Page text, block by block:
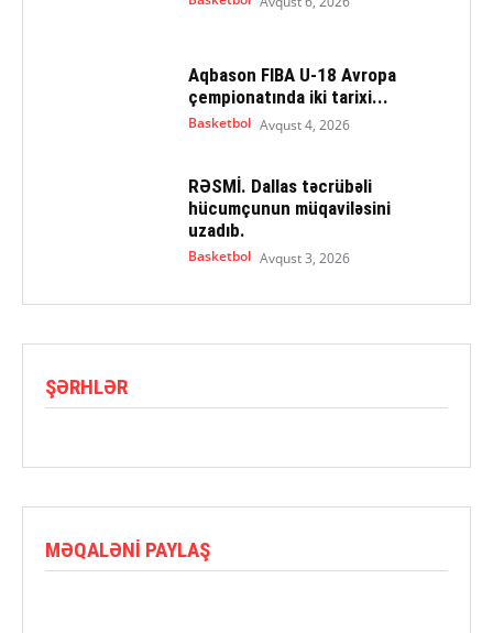
Aqbason FIBA U-18 Avropa
çempionatında iki tarixi...
Basketbol Avqust 4, 2026
RƏSMİ. Dallas təcrübəli
hücumçunun müqaviləsini
uzadıb.
Basketbol Avqust 3, 2026
ŞƏRHLƏR
MƏQALƏNI PAYLAŞ